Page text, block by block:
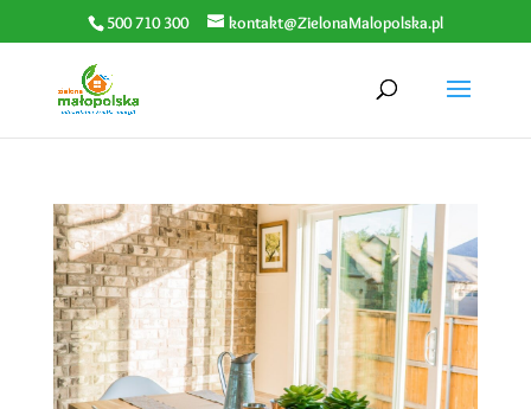
500 710 300 kontakt@ZielonaMalopolska.pl